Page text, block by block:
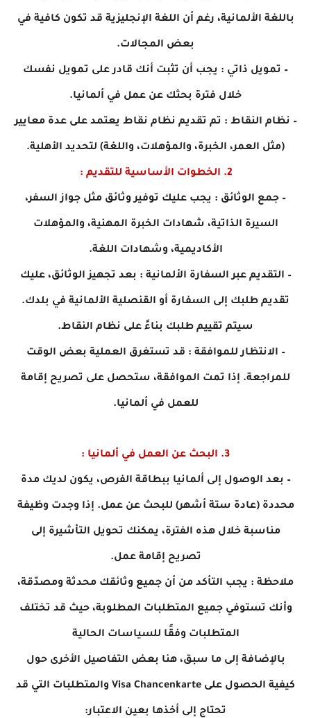
باللغة الألمانية، رغم أن اللغة الإنجليزية قد تكون كافية في
بعض المجالات.
– تمويل ذاتي : يجب أن تثبت أنك قادر على تمويل نفسك
خلال فترة بحثك عن عمل في ألمانيا.
– نظام النقاط : تم تقديم نظام نقاط يعتمد على عدة معايير
(مثل العمر، الخبرة، والمؤهلات، واللغة) لتحديد الأهلية.
2. الخطوات الأساسية للتقديم :
– جمع الوثائق : يجب عليك توفير وثائق مثل جواز السفر،
السيرة الذاتية، شهادات الخبرة المهنية، والمؤهلات
الأكاديمية، وشهادات اللغة.
– التقديم عبر السفارة الألمانية : بعد تجهيز الوثائق، عليك
تقديم طلبك إلى السفارة أو القنصلية الألمانية في بلدك.
سيتم تقييم طلبك بناءً على نظام النقاط.
– الانتظار للموافقة : قد تستغرق العملية بعض الوقت
للمراجعة. إذا تمت الموافقة، ستحصل على تصريح إقامة
للعمل في ألمانيا.
3. البحث عن العمل في ألمانيا :
– بعد الوصول إلى ألمانيا ببطاقة الفرص، يكون لديك مدة
محددة (عادة ستة أشهر) للبحث عن عمل. إذا وجدت وظيفة
مناسبة خلال هذه الفترة، يمكنك تحويل التأشيرة إلى
تصريح إقامة عمل.
ملاحظة : يجب التأكد من أن جميع وثائقك محدثة ومصدّقة،
وأنك تستوفي جميع المتطلبات المطلوبة، حيث قد تختلف
المتطلبات وفقًا للسياسات الحالية
بالإضافة إلى ما سبق، هنا بعض التفاصيل الأخرى حول
كيفية الحصول على Visa Chancenkarte والمتطلبات التي قد
تحتاج إلى أخذها بعين الاعتبار: